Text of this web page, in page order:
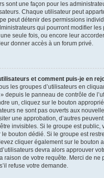
sont une façon pour les
Chaque utilisateur peut
peut détenir des permissions
qui pourront modifier les
seule fois, ou encore leur
donner accès à un forum privé.
et comment puis-je en
les groupes d’utilisateurs en
depuis le panneau de contrôle de
un, cliquez sur le bouton
ne sont pas ouverts aux
une approbation, d’autres
invisibles. Si le groupe est public,
bouton dédié. Si le groupe est
cliquer également sur le bouton
devra alors approuver
raison de votre requête. Merci de ne
refuse votre demande.